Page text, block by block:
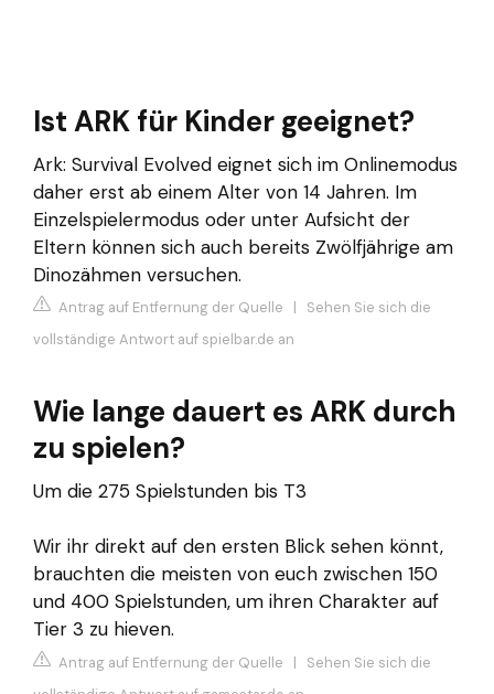
Ist ARK für Kinder geeignet?
Ark: Survival Evolved eignet sich im Onlinemodus
daher erst ab einem Alter von 14 Jahren. Im
Einzelspielermodus oder unter Aufsicht der
Eltern können sich auch bereits Zwölfjährige am
Dinozähmen versuchen.
Antrag auf Entfernung der Quelle | Sehen Sie sich die
vollständige Antwort auf spielbar.de an
Wie lange dauert es ARK durch
zu spielen?
Um die 275 Spielstunden bis T3
Wir ihr direkt auf den ersten Blick sehen könnt,
brauchten die meisten von euch zwischen 150
und 400 Spielstunden, um ihren Charakter auf
Tier 3 zu hieven.
Antrag auf Entfernung der Quelle | Sehen Sie sich die